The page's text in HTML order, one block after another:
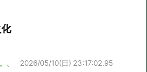
。 2026/05/10(日) 23:17:02.95